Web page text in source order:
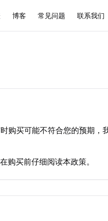
博客 常见问题 联系我们
购买可能不符合您的预期，
购买前仔细阅读本政策。